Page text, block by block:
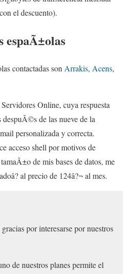
el descuento).
espaÃ±olas
contactadas sonArrakis, Acens,
Online, cuya respuesta
de las nueve de la
personalizada y correcta.
acceso shell por motivos de
de mis bases de datos, me
al precio de 124â?¬ al mes.
por interesarse por nuestros
de nuestros planes permite el